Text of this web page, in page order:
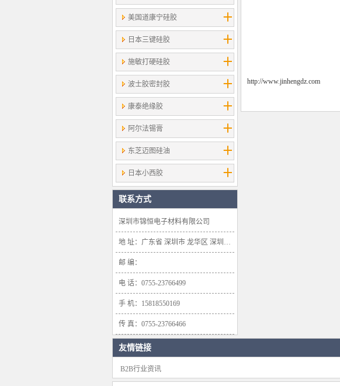
美国道康宁硅胶
日本三键硅胶
施敏打硬硅胶
波士胶密封胶
康泰绝缘胶
阿尔法锡膏
东芝迈图硅油
日本小西胶
联系方式
深圳市锦恒电子材料有限公司
地 址：广东省 深圳市 龙华区 深圳市龙华新区大浪办事处浪口社区华盛路134号雍景轩商业大厦1638号
邮 编：
电 话：0755-23766499
手 机：15818550169
传 真：0755-23766466
http://www.jinhengdz.com
友情链接
B2B行业资讯